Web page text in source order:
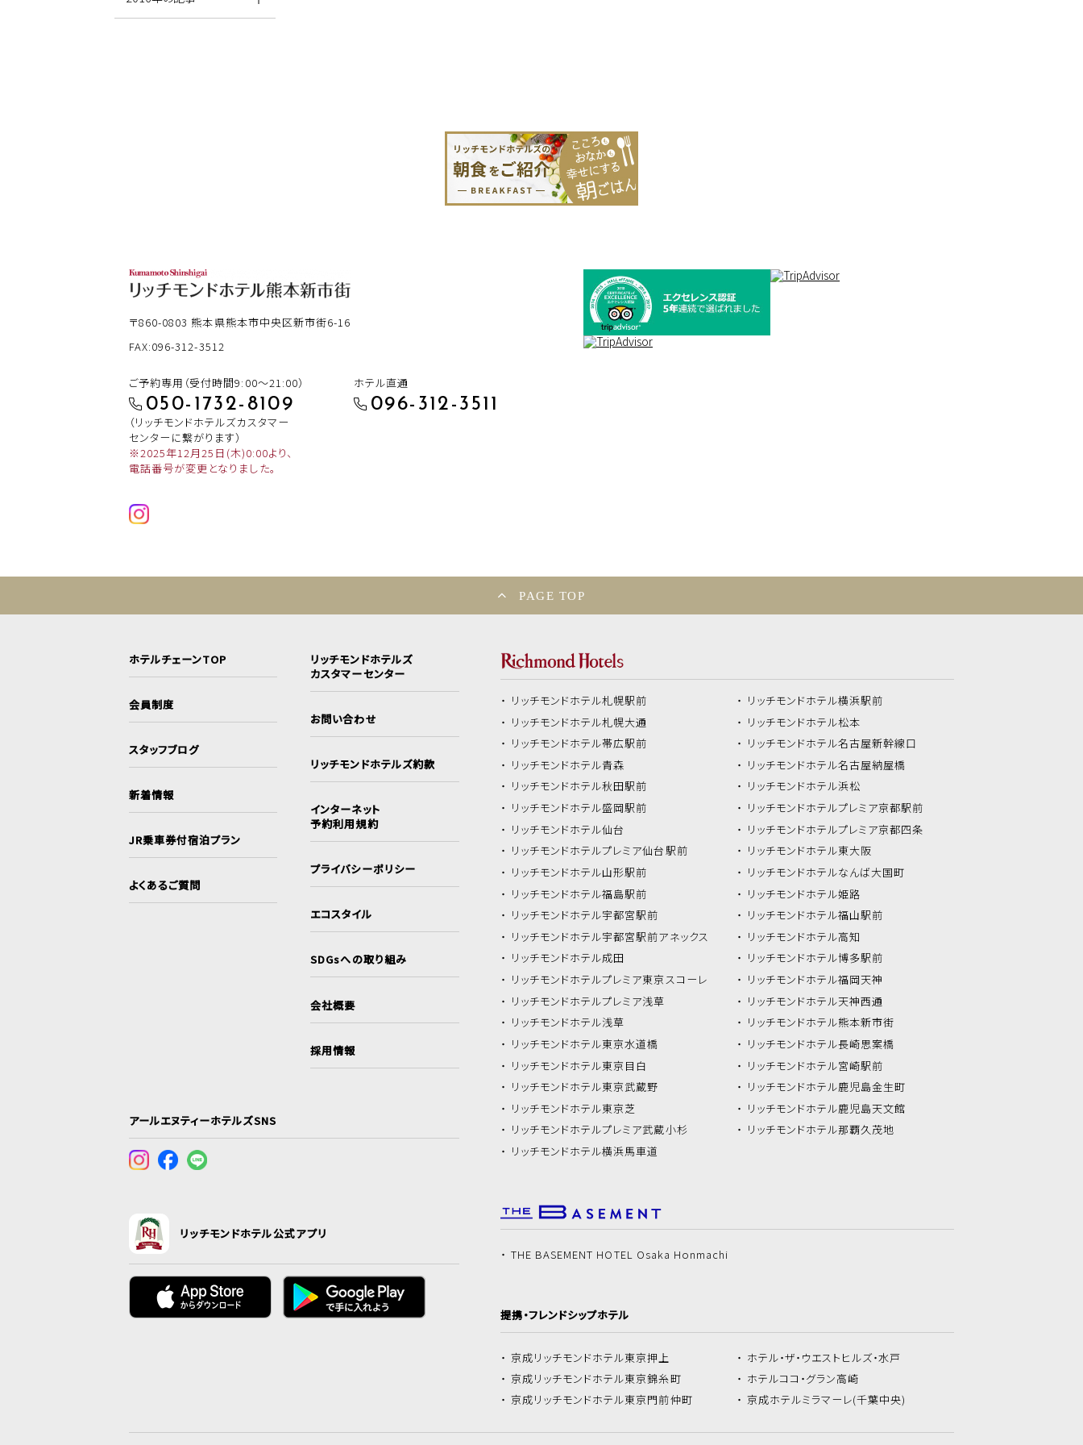
〒860-0803熊本県熊本市中央区新市街6-16
FAX:096-312-3512
ご予約専用（受付時間9:00～21:00）
050-1732-8109
（リッチモンドホテルズカスタマー
センターに繋がります）
※2025年12月25日(木)0:00より、
電話番号が変更となりました。
ホテル直通
096-312-3511
PAGE TOP
ホテルチェーンTOP
会員制度
スタッフブログ
新着情報
JR乗車券付宿泊プラン
よくあるご質問
リッチモンドホテルズ
カスタマーセンター
お問い合わせ
リッチモンドホテルズ約款
インターネット
予約利用規約
プライバシーポリシー
エコスタイル
SDGsへの取り組み
会社概要
採用情報
アールエヌティーホテルズSNS
リッチモンドホテル公式アプリ
リッチモンドホテル札幌駅前
リッチモンドホテル札幌大通
リッチモンドホテル帯広駅前
リッチモンドホテル青森
リッチモンドホテル秋田駅前
リッチモンドホテル盛岡駅前
リッチモンドホテル仙台
リッチモンドホテルプレミア仙台駅前
リッチモンドホテル山形駅前
リッチモンドホテル福島駅前
リッチモンドホテル宇都宮駅前
リッチモンドホテル宇都宮駅前アネックス
リッチモンドホテル成田
リッチモンドホテルプレミア東京スコーレ
リッチモンドホテルプレミア浅草
リッチモンドホテル浅草
リッチモンドホテル東京水道橋
リッチモンドホテル東京目白
リッチモンドホテル東京武蔵野
リッチモンドホテル東京芝
リッチモンドホテルプレミア武蔵小杉
リッチモンドホテル横浜馬車道
リッチモンドホテル横浜駅前
リッチモンドホテル松本
リッチモンドホテル名古屋新幹線口
リッチモンドホテル名古屋納屋橋
リッチモンドホテル浜松
リッチモンドホテルプレミア京都駅前
リッチモンドホテルプレミア京都四条
リッチモンドホテル東大阪
リッチモンドホテルなんば大国町
リッチモンドホテル姫路
リッチモンドホテル福山駅前
リッチモンドホテル高知
リッチモンドホテル博多駅前
リッチモンドホテル福岡天神
リッチモンドホテル天神西通
リッチモンドホテル熊本新市街
リッチモンドホテル長崎思案橋
リッチモンドホテル宮崎駅前
リッチモンドホテル鹿児島金生町
リッチモンドホテル鹿児島天文館
リッチモンドホテル那覇久茂地
THE BASEMENT HOTEL Osaka Honmachi
提携・フレンドシップホテル
京成リッチモンドホテル東京押上 ホテル・ザ・ ウエストヒルズ・水戸
京成リッチモンドホテル東京錦糸町 ホテルココ・グラン高崎
京成リッチモンドホテル東京門前仲町 京成ホテルミラマーレ(千葉中央)